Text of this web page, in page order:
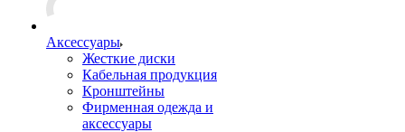
Аксессуары
Жесткие диски
Кабельная продукция
Кронштейны
Фирменная одежда и
аксессуары